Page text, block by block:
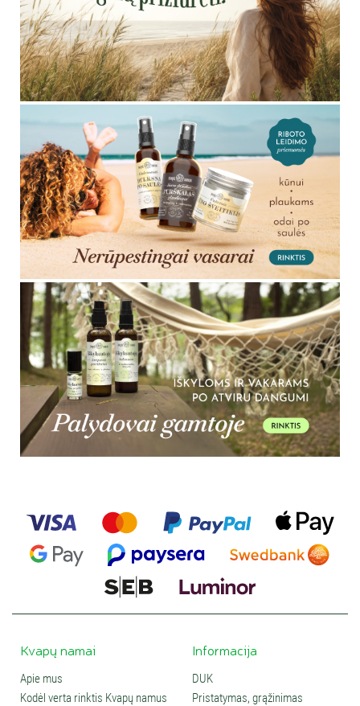
Kvapų namai
Apie mus
Kodėl verta rinktis Kvapų namus
Informacija
DUK
Pristatymas, grąžinimas